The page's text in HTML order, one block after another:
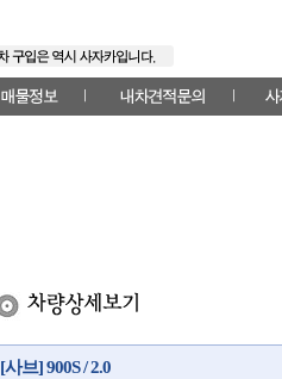
[사브] 900S / 2.0